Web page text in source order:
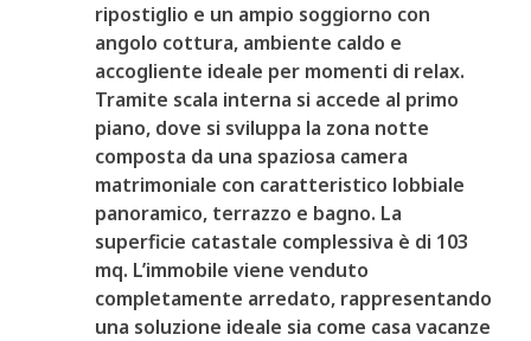
ripostiglio e un ampio soggiorno con
angolo cottura, ambiente caldo e
accogliente ideale per momenti di relax.
Tramite scala interna si accede al primo
piano, dove si sviluppa la zona notte
composta da una spaziosa camera
matrimoniale con caratteristico lobbiale
panoramico, terrazzo e bagno. La
superficie catastale complessiva è di 103
mq. L’immobile viene venduto
completamente arredato, rappresentando
una soluzione ideale sia come casa vacanze